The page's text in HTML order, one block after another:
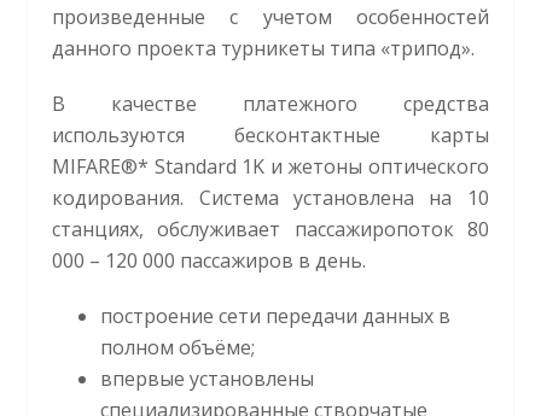
произведенные с учетом особенностей
данного проекта турникеты типа «трипод».
В качестве платежного средства
используются бесконтактные карты
MIFARE®* Standard 1K и жетоны оптического
кодирования. Система установлена на 10
станциях, обслуживает пассажиропоток 80
000 – 120 000 пассажиров в день.
построение сети передачи данных в
полном объёме;
впервые установлены
специализированные створчатые